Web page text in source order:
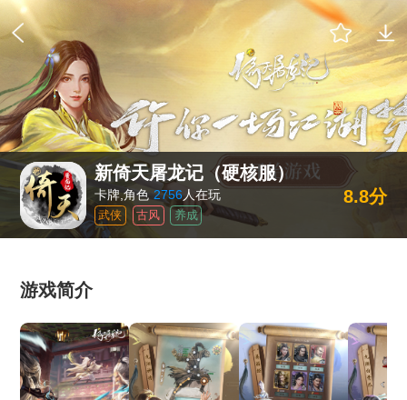
新倚天屠龙记（硬核服）
卡牌,角色 2756人在玩
武侠 古风 养成
8.8分
游戏简介